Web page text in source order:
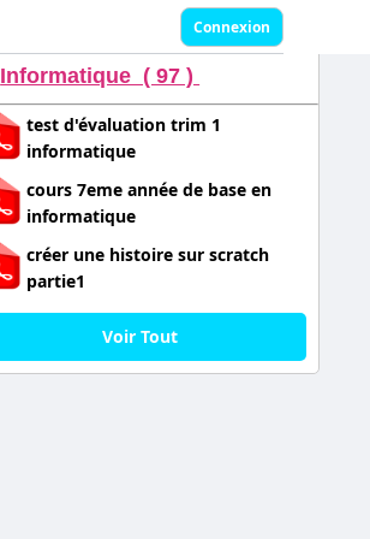
Connexion
Informatique ( 97 )
test d'évaluation trim 1
informatique
cours 7eme année de base en
informatique
créer une histoire sur scratch
partie1
Voir Tout